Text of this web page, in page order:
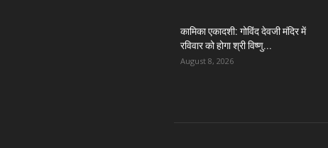
कामिका एकादशी: गोविंद देवजी मंदिर में
रविवार को होगा श्री विष्णु...
August 8, 2026